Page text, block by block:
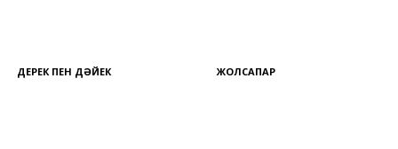
ДЕРЕК ПЕН ДӘЙЕК ЖОЛСАПАР